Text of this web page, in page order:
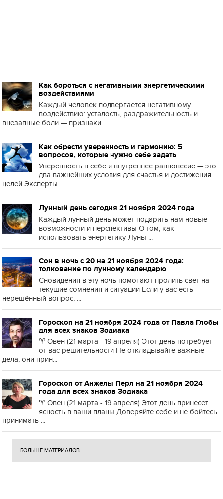
Как бороться с негативными энергетическими
воздействиями
Каждый человек подвергается негативному
воздействию: усталость, раздражительность и
внезапные боли — признаки ...
Как обрести уверенность и гармонию: 5
вопросов, которые нужно себе задать
Уверенность в себе и внутреннее равновесие — это
два важнейших условия для счастья и достижения
целей Эксперты...
Лунный день сегодня 21 ноября 2024 года
Каждый лунный день может подарить нам новые
возможности и перспективы О том, как
использовать энергетику Луны ...
Сон в ночь с 20 на 21 ноября 2024 года:
толкование по лунному календарю
Сновидения в эту ночь помогают пролить свет на
текущие сомнения и ситуации Если у вас есть
нерешённый вопрос, ...
Гороскоп на 21 ноября 2024 года от Павла Глобы
для всех знаков Зодиака
♈️ Овен (21 марта - 19 апреля) Этот день потребует
от вас решительности Не откладывайте важные
дела, они прин...
Гороскоп от Анжелы Перл на 21 ноября 2024
года для всех знаков Зодиака
♈️ Овен (21 марта - 19 апреля) Этот день принесет
ясность в ваши планы Доверяйте себе и не бойтесь
принимать ...
БОЛЬШЕ МАТЕРИАЛОВ